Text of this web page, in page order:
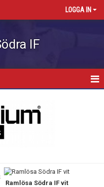
LOGGA IN
IF
Ramlösa Södra IF vit